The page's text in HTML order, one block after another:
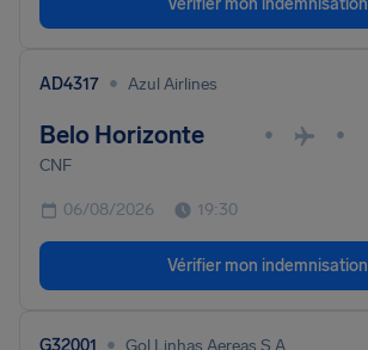
Vérifier mon indemnisation
AD4317 • Azul Airlines
Belo Horizonte • •
CNF
06/08/2026 19:30
Vérifier mon indemnisation
G32001 • Gol Linhas Aereas S.A.